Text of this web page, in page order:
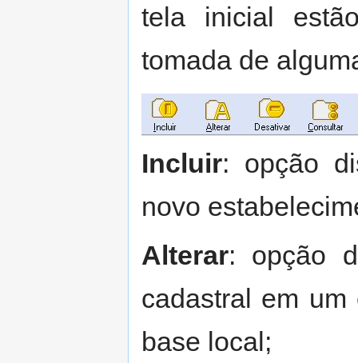
tela inicial
tomada de
Incluir: opção
novo
Alterar: opção
cadastral em um
base local;